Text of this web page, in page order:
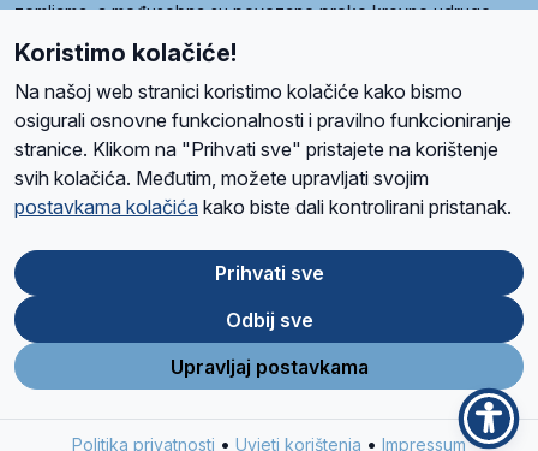
zemljama, a međusobna su povezane preko krovne udruge
pod nazivom Svjetska obitelj Radio Marije (World Family of
Radio Maria). Svjetsku obitelj utemeljilo je sedam članica, među
kojima je i hrvatska Udruga Radio Marija.
O namaRadio ProgramVolonteriPrijateljiKontaktPravila privatnosti
Ova stranica je zaštićena Google reCAPTCHA sustavom
Store
Google
Play
Koristimo kolačiće!
Na našoj web stranici koristimo kolačiće kako bismo
osigurali osnovne funkcionalnosti i pravilno funkcioniranje
stranice. Klikom na "Prihvati sve" pristajete na korištenje
svih kolačića. Međutim, možete upravljati svojim
postavkama kolačića kako biste dali kontrolirani pristanak.
Prihvati sve
Odbij sve
Upravljaj postavkama
Politika privatnosti • Uvjeti korištenja • Impressum